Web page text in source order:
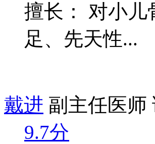
擅长： 对小儿
足、先天性...
戴进 副主任医师
9.7分